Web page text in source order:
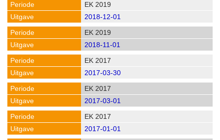
EK 2019
2018-12-01
EK 2019
2018-11-01
EK 2017
2017-03-30
EK 2017
2017-03-01
EK 2017
2017-01-01